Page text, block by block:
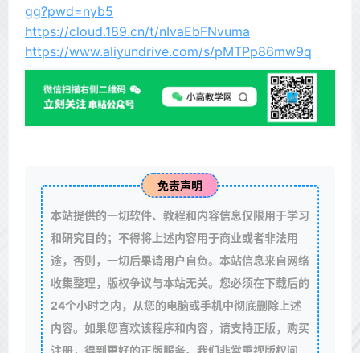
gg?pwd=nyb5
https://cloud.189.cn/t/nIvaEbFNvuma
https://www.aliyundrive.com/s/pMTPp86mw9q
免责声明
本站提供的一切软件、教程和内容信息仅限用于学习
和研究目的；不得将上述内容用于商业或者非法用
途，否则，一切后果请用户自负。本站信息来自网络
收集整理，版权争议与本站无关。您必须在下载后的
24个小时之内，从您的电脑或手机中彻底删除上述
内容。如果您喜欢该程序和内容，请支持正版，购买